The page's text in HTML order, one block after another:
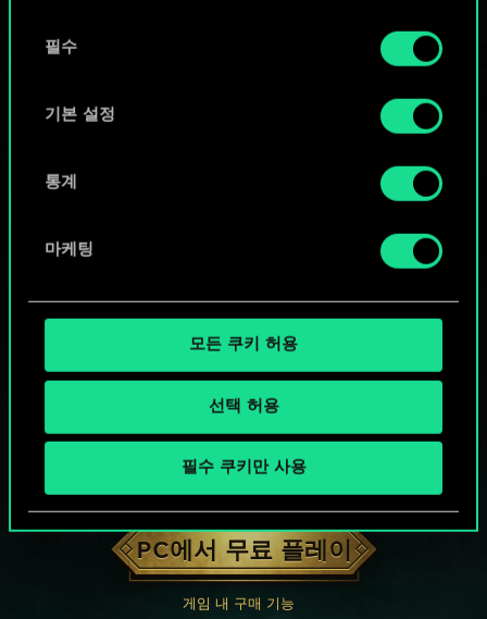
쿠키 사용에 관한 세부 사항이나 관련 설정은 아래의
필수
기본 설정
통계
마케팅
모든 쿠키 허용
선택 허용
필수 쿠키만 사용
궨트 한 판 어떠신가요?
PC에서 무료 플레이
게임 내 구매 기능